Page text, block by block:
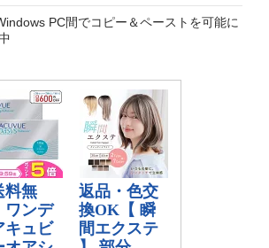
PC間でコピー＆ペーストを可能に